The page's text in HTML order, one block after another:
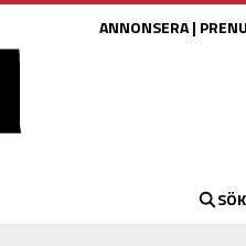
ANNONSERA|
SÖK